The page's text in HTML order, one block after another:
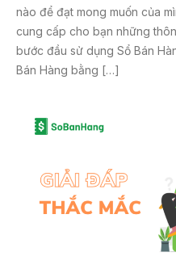
nào để đạt mong muốn của
cung cấp cho bạn những
bước đầu sử dụng Sổ Bán
Bán Hàng bằng […]